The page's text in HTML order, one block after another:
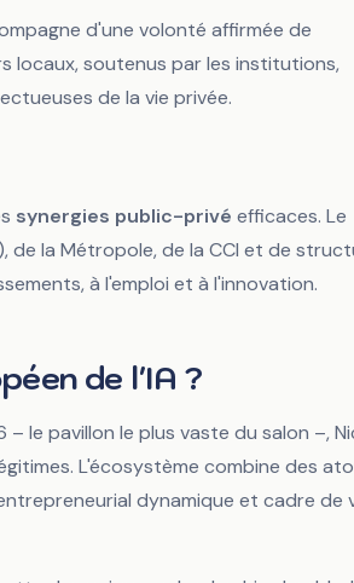
d'une volonté affirmée de
locaux, soutenus par les institutions,
de la vie privée.
synergies public-privé efficaces. Le
de la Métropole, de la CCI et de
à l'emploi et à l'innovation.
de l'IA ?
le pavillon le plus vaste du salon –,
L'écosystème combine des
dynamique et cadre de